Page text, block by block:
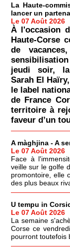
La Haute-
lancer un
Le 07 Août 2026
À l'occasion
Haute-Corse
de
jeudi soir, la
Sarah El
le label
de France
territoire à
faveur d’un
A màghjina - A
Le 07 Août 2026
Face à
veille sur le golfe
promontoire, elle
des plus beaux
U tempu in
Le 07 Août 2026
La semaine
Corse ce
pourront toutefois